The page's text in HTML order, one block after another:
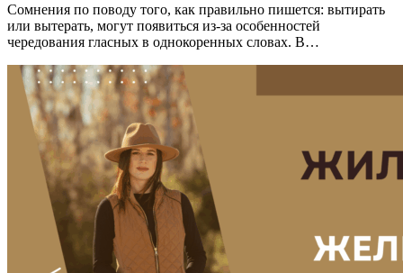
Сомнения по поводу того, как правильно пишется: вытирать
или вытерать, могут появиться из-за особенностей
чередования гласных в однокоренных словах. В…